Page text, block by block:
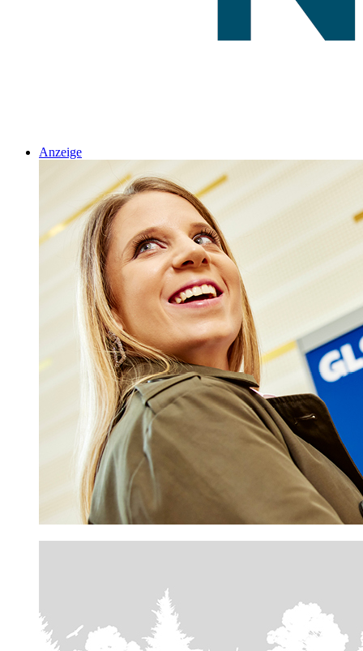
Anzeige